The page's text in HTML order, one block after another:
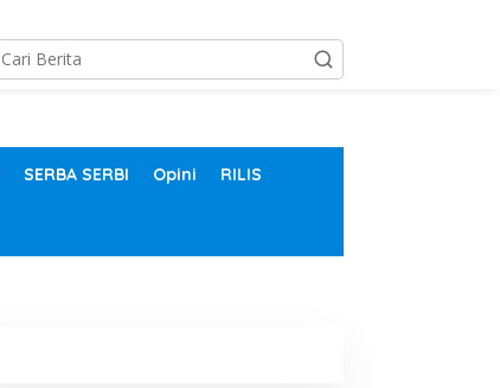
SERBA SERBI Opini RILIS